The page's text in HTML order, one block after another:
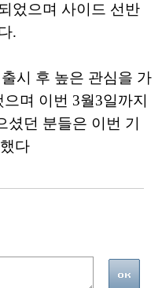
었으며 사이드 선반
.
시 후 높은 관심을 가
며 이번 3월3일까지
던 분들은 이번 기
다